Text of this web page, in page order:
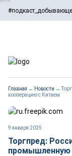
Главная → Новости →
кооперацию с Китаем
9 января 2025
Торгпред:
промышленную